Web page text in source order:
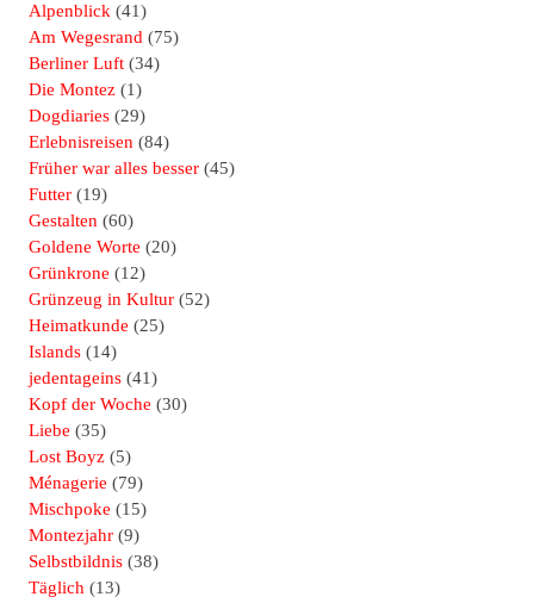
Alpenblick (41)
Am Wegesrand (75)
Berliner Luft (34)
Die Montez (1)
Dogdiaries (29)
Erlebnisreisen (84)
Früher war alles besser (45)
Futter (19)
Gestalten (60)
Goldene Worte (20)
Grünkrone (12)
Grünzeug in Kultur (52)
Heimatkunde (25)
Islands (14)
jedentageins (41)
Kopf der Woche (30)
Liebe (35)
Lost Boyz (5)
Ménagerie (79)
Mischpoke (15)
Montezjahr (9)
Selbstbildnis (38)
Täglich (13)